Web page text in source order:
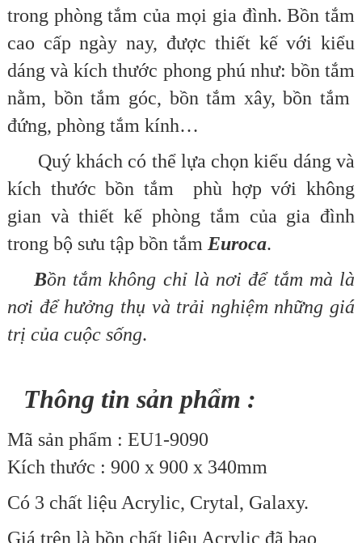
trong phòng tắm của mọi gia đình. Bồn tắm
cao cấp ngày nay, được thiết kế với kiểu
dáng và kích thước phong phú như: bồn tắm
nằm, bồn tắm góc, bồn tắm xây, bồn tắm
đứng, phòng tắm kính…
Quý khách có thể lựa chọn kiểu dáng và
kích thước bồn tắm phù hợp với không
gian và thiết kế phòng tắm của gia đình
trong bộ sưu tập bồn tắm Euroca.
Bồn tắm không chỉ là nơi để tắm mà là
nơi để hưởng thụ và trải nghiệm những giá
trị của cuộc sống.
Thông tin sản phẩm :
Mã sản phẩm : EU1-9090
Kích thước : 900 x 900 x 340mm
Có 3 chất liệu Acrylic, Crytal, Galaxy.
Giá trên là bồn chất liệu Acrylic đã bao